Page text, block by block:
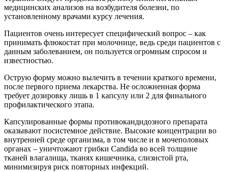
медицинских анализов на возбудителя болезни, по
установленному врачами курсу лечения.
Пациентов очень интересует специфический вопрос – как
принимать флюкостат при молочнице, ведь среди пациентов с
данным заболеванием, он пользуется огромным спросом и
известностью.
Острую форму можно вылечить в течении краткого времени,
после первого приема лекарства. Не осложненная форма
требует дозировку лишь в 1 капсулу или 2 для финального
профилактического этапа.
Капсулированные формы противокандидозного препарата
оказывают посистемное действие. Высокие концентрации во
внутренней среде организма, в том числе и в мочеполовых
органах – уничтожают грибки Candida во всей толщине
тканей влагалища, тканях кишечника, слизистой рта,
минимизируя риск повторных инфекций.